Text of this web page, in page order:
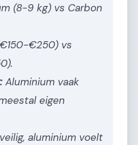
(8-9 kg) vs Carbon
€250) vs
Aluminium vaak
eigen
aluminium voelt